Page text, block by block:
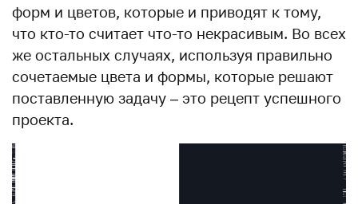
форм и цветов, которые и приводят к тому,
что кто-то считает что-то некрасивым. Во всех
же остальных случаях, используя правильно
сочетаемые цвета и формы, которые решают
поставленную задачу – это рецепт успешного
проекта.